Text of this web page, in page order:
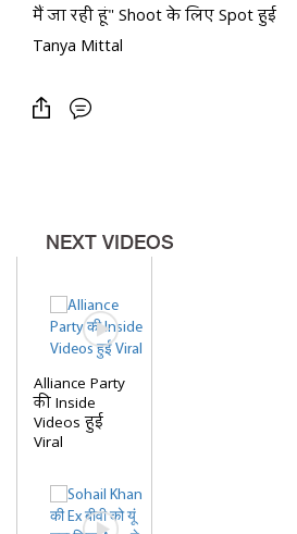
मैं जा रही हूं" Shoot के लिए Spot हुई
Tanya Mittal
NEXT VIDEOS
Alliance Party
की Inside
Videos हुई
Viral